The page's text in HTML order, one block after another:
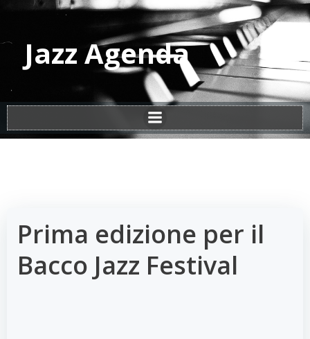
Vai
al
contenuto
Jazz Agenda
Prima edizione per il
Bacco Jazz Festival